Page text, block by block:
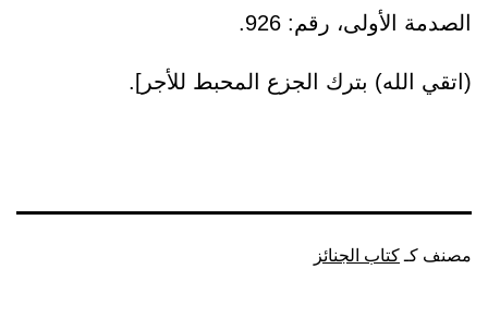
الصدمة الأولى، رقم: 926.
(اتقي الله) بترك الجزع المحبط للأجر].
مصنف كـ كتاب الجنائز